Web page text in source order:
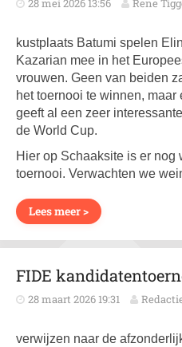
28 mei 2026 13:56 Rene
kustplaats Batumi spelen
Kazarian mee in het
vrouwen. Geen van beiden
het toernooi te winnen,
geeft al een zeer
de World Cup.
Hier op Schaaksite is er nog
toernooi. Verwachten we
Lees meer >
FIDE
28 maart 2026 19:31
verwijzen naar de